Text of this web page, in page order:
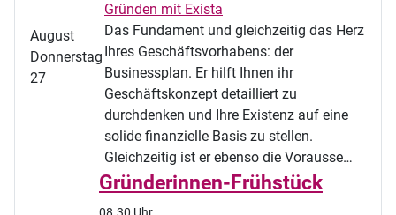
August
Donnerstag
27
Gründen mit Exista
Das Fundament und gleichzeitig das Herz
Ihres Geschäftsvorhabens: der
Businessplan. Er hilft Ihnen ihr
Geschäftskonzept detailliert zu
durchdenken und Ihre Existenz auf eine
solide finanzielle Basis zu stellen.
Gleichzeitig ist er ebenso die Vorausse…
Gründerinnen-Frühstück